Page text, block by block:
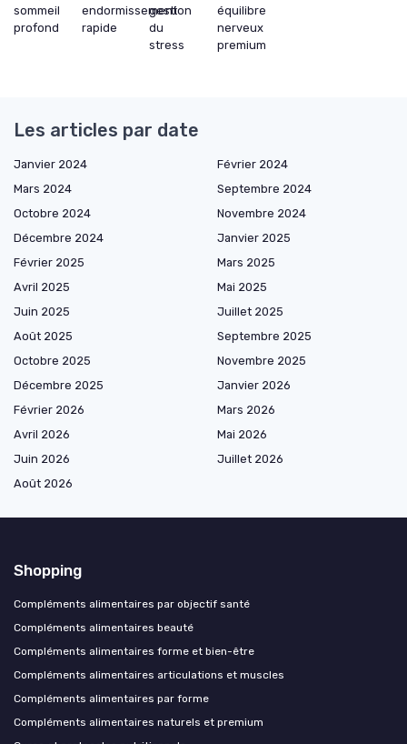
sommeil
profond
endormissement
rapide
gestion
du
stress
équilibre
nerveux
premium
Les articles par date
Janvier 2024
Février 2024
Mars 2024
Septembre 2024
Octobre 2024
Novembre 2024
Décembre 2024
Janvier 2025
Février 2025
Mars 2025
Avril 2025
Mai 2025
Juin 2025
Juillet 2025
Août 2025
Septembre 2025
Octobre 2025
Novembre 2025
Décembre 2025
Janvier 2026
Février 2026
Mars 2026
Avril 2026
Mai 2026
Juin 2026
Juillet 2026
Août 2026
Shopping
Compléments alimentaires par objectif santé
Compléments alimentaires beauté
Compléments alimentaires forme et bien-être
Compléments alimentaires articulations et muscles
Compléments alimentaires par forme
Compléments alimentaires naturels et premium